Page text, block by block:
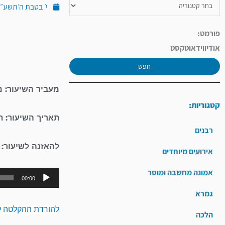
פורמט:
אודיווידאוטקסט
חפש
קטגוריות:
רבנים
אירועים מיוחדים
אמונה מחשבה ומוסר
גמרא
הלכה
י׳ בטבת ה׳תשע״ה
מעביר השיעור:
תאריך
להאזנה לשיעור:
00:00
להורדת ההקלטה